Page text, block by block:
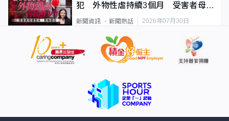
犯 外物性虐持續3個月 受害者母：
要保護其他人
新聞資訊 新聞熱話 2026年07月30日